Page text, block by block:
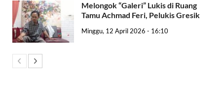
Melongok “Galeri” Lukis di Ruang
Tamu Achmad Feri, Pelukis Gresik
Minggu, 12 April 2026 - 16:10